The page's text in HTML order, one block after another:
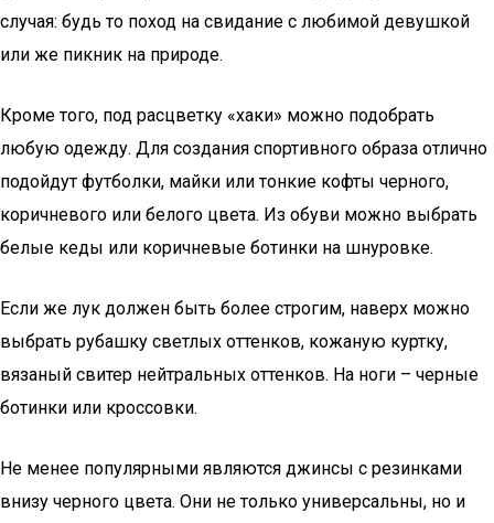
случая: будь то поход на свидание с любимой девушкой
или же пикник на природе.
Кроме того, под расцветку «хаки» можно подобрать
любую одежду. Для создания спортивного образа отлично
подойдут футболки, майки или тонкие кофты черного,
коричневого или белого цвета. Из обуви можно выбрать
белые кеды или коричневые ботинки на шнуровке.
Если же лук должен быть более строгим, наверх можно
выбрать рубашку светлых оттенков, кожаную куртку,
вязаный свитер нейтральных оттенков. На ноги – черные
ботинки или кроссовки.
Не менее популярными являются джинсы с резинками
внизу черного цвета. Они не только универсальны, но и